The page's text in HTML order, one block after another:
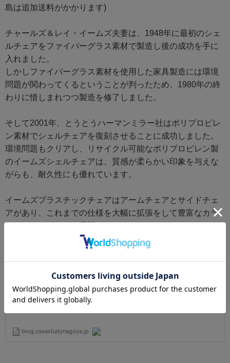
島は追加送料がかかります)
チャールズ＆レイ・イームズ夫妻は、1948年に最初のシェ
ルチェアをファイバーグラス素材で製造し後の成功を手に
入れました。
しかしファイバーグラス素材を使用した家具製造には環境
問題が関わってくるということが判ったため、1980年の終
わりに惜しまれつつ製造を修了しました。
そして2001年、とうとうハーマンミラー社はポリプロピレ
ン素材でシェルチェアを復刻させることに成功しました。
環境問題もクリアし、リサイクル可能なポリプロピレン製
のイームズシェルチェアは、質感が柔らかい印象を与えな
がらも、耐久性にも優れています。
イームズプラスチックチェアはアームチェアとサイドチェ
アがあり、これまでの仕様を大幅に拡張をして豊富なカラ
ーバリエーションで展開をしています。
現代の空間にも合う優れた名作椅子として現在も好評を得